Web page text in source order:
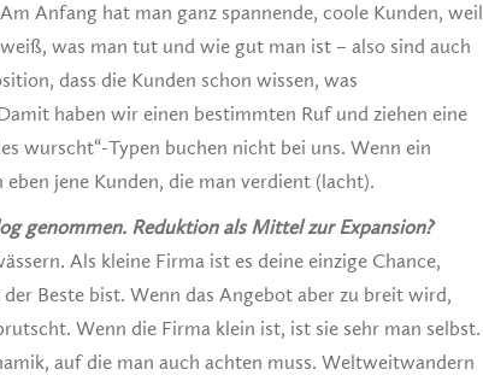
Anfang hat man ganz spannende, coole Kunden, weil
was man tut und wie gut man ist – also sind auch
dass die Kunden schon wissen, was
haben wir einen bestimmten Ruf und ziehen eine
wurscht“-Typen buchen nicht bei uns. Wenn ein
jene Kunden, die man verdient (lacht).
genommen. Reduktion als Mittel zur Expansion?
Als kleine Firma ist es deine einzige Chance,
Beste bist. Wenn das Angebot aber zu breit wird,
Wenn die Firma klein ist, ist sie sehr man selbst.
auf die man auch achten muss. Weltweitwandern